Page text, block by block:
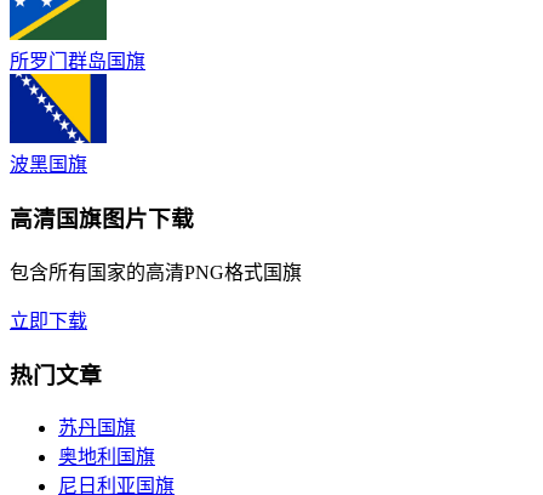
所罗门群岛国旗
波黑国旗
高清国旗图片下载
包含所有国家的高清PNG格式国旗
立即下载
热门文章
苏丹国旗
奥地利国旗
尼日利亚国旗